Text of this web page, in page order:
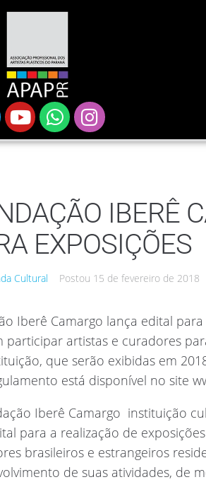
IBERÊ
EXPOSIÇÕES
Cultural Postou 15 de fevereiro de 2018
Iberê Camargo lança edital
participar artistas e curadores
que serão exibidas em
está disponível no site
Iberê Camargo  instituição
para a realização de
brasileiros e estrangeiros
de suas atividades, de